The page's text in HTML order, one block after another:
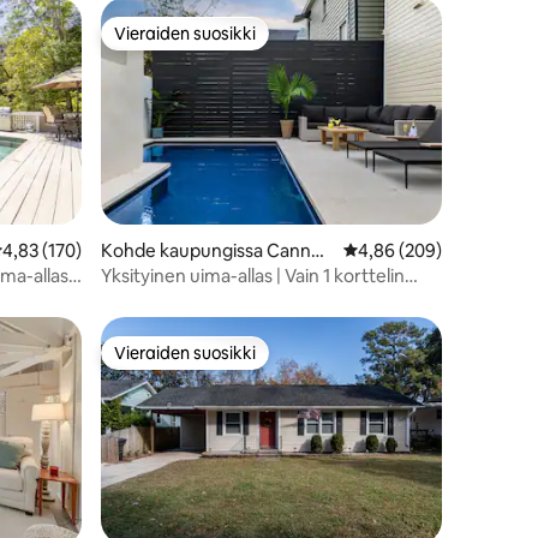
arvio 4,83/5, 170 arvostelua
4,83 (170)
allas –
Vieraiden suosikki
Vieraiden suosikki
Kohde kaupungissa Cannon
borough/ Elliottborough
Keskimääräinen arvio
4,86 (209)
Yksityinen uima-allas | Vain 1 korttelin
Vieraiden suosikki
Vieraiden suosikki